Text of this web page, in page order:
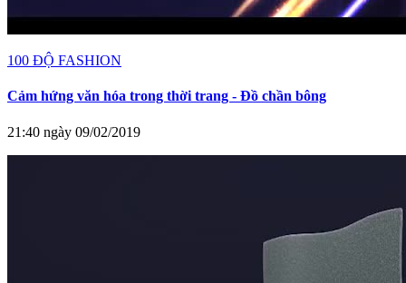
100 ĐỘ FASHION
Cảm hứng văn hóa trong thời trang - Đồ chần bông
21:40 ngày 09/02/2019